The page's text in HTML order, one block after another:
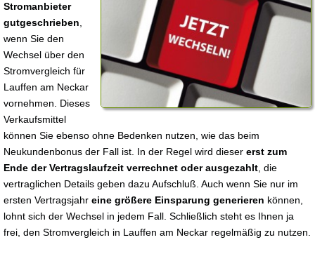
Stromanbieter
gutgeschrieben
wenn Sie den
Wechsel über den
Stromvergleich für
Lauffen am Neckar
vornehmen. Dieses
Verkaufsmittel
können Sie ebenso ohne Bedenken nutzen, wie das beim
Neukundenbonus der Fall ist. In der Regel wird dieser erst zum
Ende der Vertragslaufzeit verrechnet oder ausgezahlt , die
vertraglichen Details geben dazu Aufschluß. Auch wenn Sie nur im
ersten Vertragsjahr eine größere Einsparung generieren können,
lohnt sich der Wechsel in jedem Fall. Schließlich steht es Ihnen ja
frei, den Stromvergleich in Lauffen am Neckar regelmäßig zu nutzen.